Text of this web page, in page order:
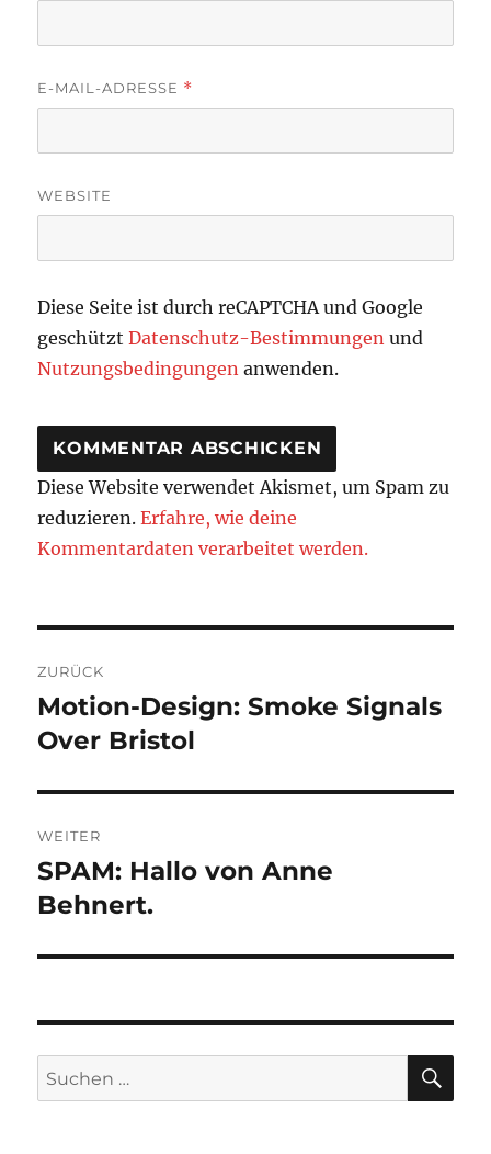
E-MAIL-ADRESSE *
WEBSITE
Diese Seite ist durch reCAPTCHA und Google
geschütztDatenschutz-Bestimmungen und
Nutzungsbedingungen anwenden.
Diese Website verwendet Akismet, um Spam zu
reduzieren.Erfahre, wie deine
Kommentardaten verarbeitet werden.
ZURÜCK
Vorheriger
Beitrag:
Motion-Design: Smoke Signals
Over Bristol
WEITER
Nächster
Beitrag:
SPAM: Hallo von Anne
Behnert.
Suchen
nach: